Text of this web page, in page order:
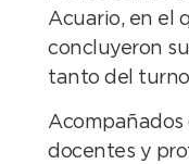
Acuario, en el
concluyeron
tanto del
Acompañados
docentes y